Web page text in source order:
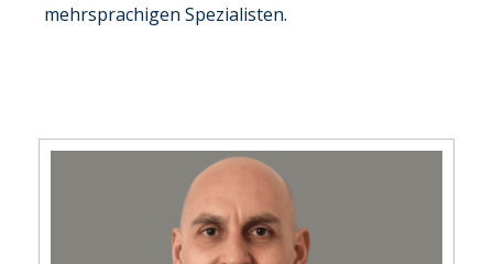
mehrsprachigen Spezialisten.